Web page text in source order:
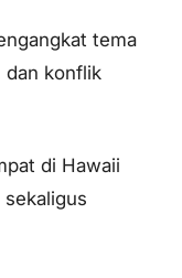
tema
dan konflik
di Hawaii